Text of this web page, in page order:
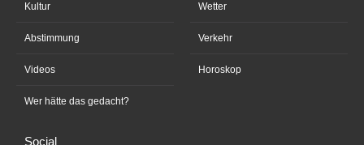
Kultur
Abstimmung
Videos
Wer hätte das gedacht?
Wetter
Verkehr
Horoskop
Social